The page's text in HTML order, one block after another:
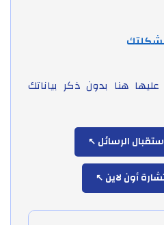
هنا بدون ذكر بياناتك
الرسائل
أون لاين